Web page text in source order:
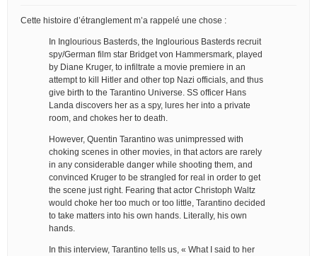
Cette histoire d’étranglement m’a rappelé une chose :
In Inglourious Basterds, the Inglourious Basterds recruit
spy/German film star Bridget von Hammersmark, played
by Diane Kruger, to infiltrate a movie premiere in an
attempt to kill Hitler and other top Nazi officials, and thus
give birth to the Tarantino Universe. SS officer Hans
Landa discovers her as a spy, lures her into a private
room, and chokes her to death.
However, Quentin Tarantino was unimpressed with
choking scenes in other movies, in that actors are rarely
in any considerable danger while shooting them, and
convinced Kruger to be strangled for real in order to get
the scene just right. Fearing that actor Christoph Waltz
would choke her too much or too little, Tarantino decided
to take matters into his own hands. Literally, his own
hands.
In this interview, Tarantino tells us, « What I said to her